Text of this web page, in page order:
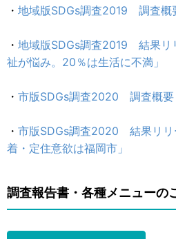
・ 地域版SDGs調査2019 調査概
・ 地域版SDGs調査2019 結果リ
祉が悩み。20％は生活に不満」
・ 市版SDGs調査2020 調査概要
・ 市版SDGs調査2020 結果リリ
着・定住意欲は福岡市」
調査報告書・各種メニューの